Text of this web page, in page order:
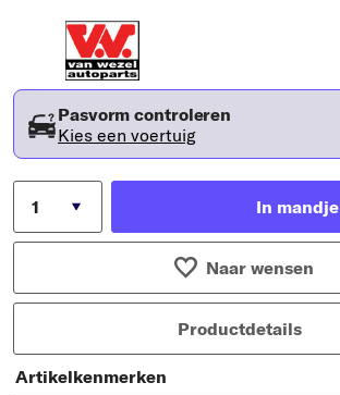
Pasvorm controleren
Kies een voertuig
In mandje
Naar wensen
Productdetails
Artikelkenmerken